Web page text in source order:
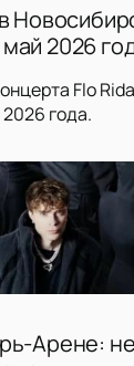
2026
Flo
года.
Арене: